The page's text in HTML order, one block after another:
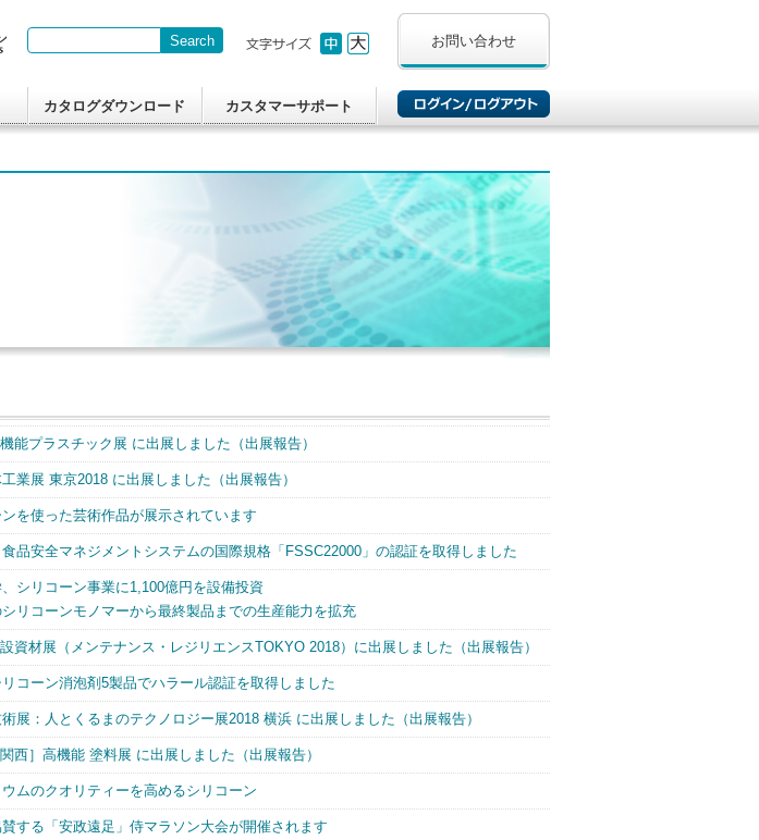
Write your search query here
Search お問い合わせ
カタログダウンロード カスタマーサポート
能プラスチック展 に出展しました（出展報告）
業展 東京2018 に出展しました（出展報告）
を使った芸術作品が展示されています
品安全マネジメントシステムの国際規格「FSSC22000」の認証を取得しました
シリコーン事業に1,100億円を設備投資
シリコーンモノマーから最終製品までの生産能力を拡充
資材展（メンテナンス・レジリエンスTOKYO 2018）に出展しました（出展報告）
コーン消泡剤5製品でハラール認証を取得しました
展：人とくるまのテクノロジー展2018 横浜 に出展しました（出展報告）
西］高機能 塗料展 に出展しました（出展報告）
ムのクオリティーを高めるシリコーン
する「安政遠足」侍マラソン大会が開催されます